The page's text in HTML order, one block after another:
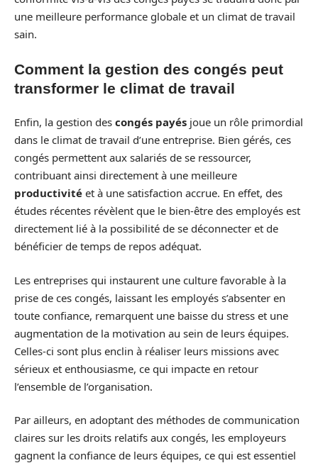
une meilleure performance globale et un climat de travail
sain.
Comment la gestion des congés peut
transformer le climat de travail
Enfin, la gestion des congés payés joue un rôle primordial
dans le climat de travail d’une entreprise. Bien gérés, ces
congés permettent aux salariés de se ressourcer,
contribuant ainsi directement à une meilleure
productivité et à une satisfaction accrue. En effet, des
études récentes révèlent que le bien-être des employés est
directement lié à la possibilité de se déconnecter et de
bénéficier de temps de repos adéquat.
Les entreprises qui instaurent une culture favorable à la
prise de ces congés, laissant les employés s’absenter en
toute confiance, remarquent une baisse du stress et une
augmentation de la motivation au sein de leurs équipes.
Celles-ci sont plus enclin à réaliser leurs missions avec
sérieux et enthousiasme, ce qui impacte en retour
l’ensemble de l’organisation.
Par ailleurs, en adoptant des méthodes de communication
claires sur les droits relatifs aux congés, les employeurs
gagnent la confiance de leurs équipes, ce qui est essentiel